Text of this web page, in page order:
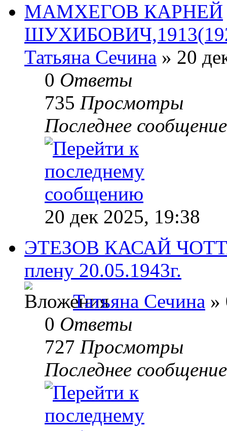
МАМХЕГОВ КАРНЕЙ
Татьяна Сечина » 20
0 Ответы
735 Просмотры
Последнее
20 дек 2025, 19:38
ЭТЕЗОВ КАСАЙ
плену 20.05.1943г.
Татьяна Сечина »
0 Ответы
727 Просмотры
Последнее